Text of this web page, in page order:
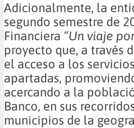
Adicionalmente, la
segundo semestre de
Financiera “Un viaje
proyecto que, a través
el acceso a los
apartadas,
acercando a la
Banco, en sus
municipios de la